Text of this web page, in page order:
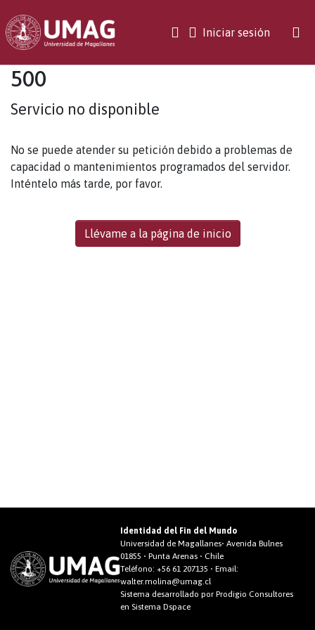
Iniciar sesión(current)
500
Servicio no disponible
No se puede atender su petición debido a problemas de
capacidad o mantenimientos programados del servidor.
Inténtelo más tarde, por favor.
Llévame a la página de inicio
Identidad del Fin del Mundo
Universidad de Magallanes• Avenida Bulnes
01855 • Punta Arenas • Chile
Teléfono:+56 61 207135 • Email:
walter.molina@umag.cl
Sistema desarrollado por Prodigio Consultores
en Sistema Dspace